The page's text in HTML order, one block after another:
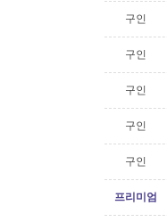
구인
구인
구인
구인
구인
프리미엄